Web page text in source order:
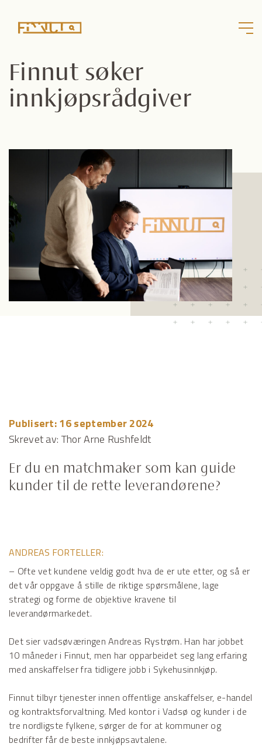
Finnut søker
innkjøpsrådgiver
Publisert: 16 september 2024
Skrevet av: Thor Arne Rushfeldt
Er du en matchmaker som kan guide
kunder til de rette leverandørene?
ANDREAS FORTELLER:
– Ofte vet kundene veldig godt hva de er ute etter, og så er
det vår oppgave å stille de riktige spørsmålene, lage
strategi og forme de objektive kravene til
leverandørmarkedet.
Det sier vadsøværingen Andreas Rystrøm. Han har jobbet
10 måneder i Finnut, men har opparbeidet seg lang erfaring
med anskaffelser fra tidligere jobb i Sykehusinnkjøp.
Finnut tilbyr tjenester innen offentlige anskaffelser, e-handel
og kontraktsforvaltning. Med kontor i Vadsø og kunder i de
tre nordligste fylkene, sørger de for at kommuner og
bedrifter får de beste innkjøpsavtalene.